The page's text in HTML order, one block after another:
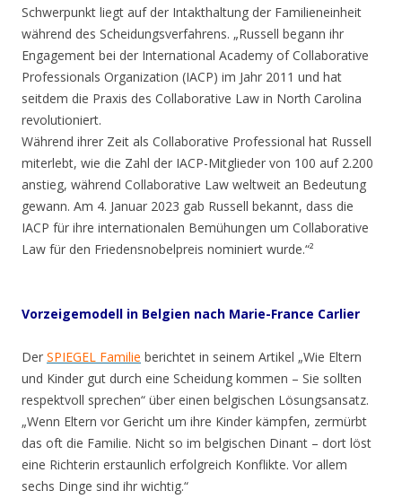
Schwerpunkt liegt auf der Intakthaltung der Familieneinheit
während des Scheidungsverfahrens. „Russell begann ihr
Engagement bei der International Academy of Collaborative
Professionals Organization (IACP) im Jahr 2011 und hat
seitdem die Praxis des Collaborative Law in North Carolina
revolutioniert.
Während ihrer Zeit als Collaborative Professional hat Russell
miterlebt, wie die Zahl der IACP-Mitglieder von 100 auf 2.200
anstieg, während Collaborative Law weltweit an Bedeutung
gewann. Am 4. Januar 2023 gab Russell bekannt, dass die
IACP für ihre internationalen Bemühungen um Collaborative
Law für den Friedensnobelpreis nominiert wurde.“²
Vorzeigemodell in Belgien nach Marie-France Carlier
Der SPIEGEL Familie berichtet in seinem Artikel „Wie Eltern
und Kinder gut durch eine Scheidung kommen – Sie sollten
respektvoll sprechen“ über einen belgischen Lösungsansatz.
„Wenn Eltern vor Gericht um ihre Kinder kämpfen, zermürbt
das oft die Familie. Nicht so im belgischen Dinant – dort löst
eine Richterin erstaunlich erfolgreich Konflikte. Vor allem
sechs Dinge sind ihr wichtig.“